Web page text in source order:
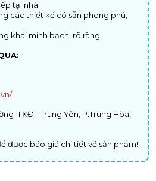
tại nhà
các thiết kế có sẵn phong phú,
khai minh bạch, rõ ràng
11 KĐT Trung Yên, P.Trung Hòa,
được báo giá chi tiết về sản phẩm!